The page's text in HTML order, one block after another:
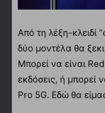
Από τη λέξη-κλειδί
δύο μοντέλα θα
Μπορεί να είναι
εκδόσεις, ή μπορεί
Pro 5G. Εδώ θα